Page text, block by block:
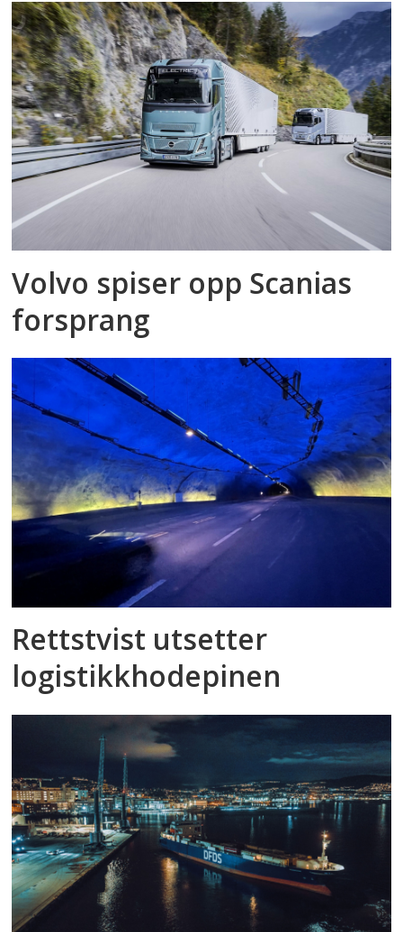
Volvo spiser opp Scanias
forsprang
Rettstvist utsetter
logistikkhodepinen